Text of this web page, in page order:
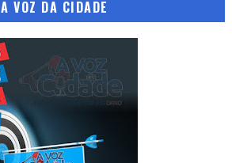
A VOZ DA CIDADE